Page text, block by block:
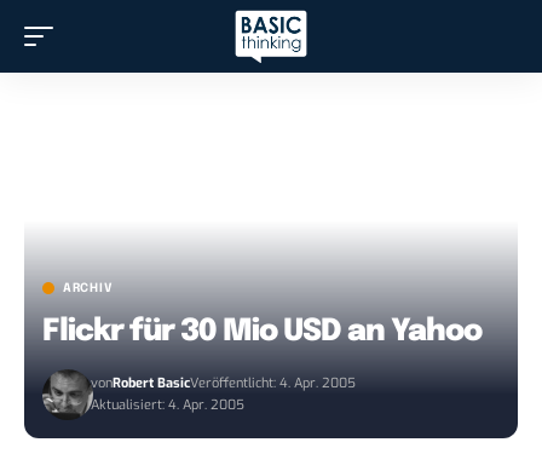
ARCHIV
Flickr für 30 Mio USD an Yahoo
vonRobert BasicVeröffentlicht: 4. Apr. 2005
Aktualisiert: 4. Apr. 2005